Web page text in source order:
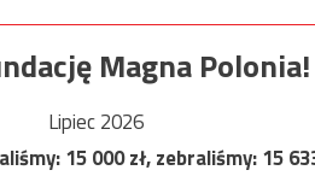
Magna Polonia!
Lipiec 2026
15 000zł, zebraliśmy:15